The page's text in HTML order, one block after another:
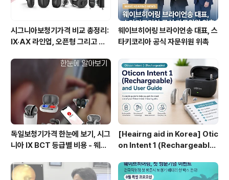
시그니아보청기가격 비교 총정리:
IX·AX 라인업, 오픈형 그리고 귓
브히어링 부산직영점
웨이브히어링 브라이언송 대표, 스
타키코리아 공식 자문위원 위촉
독일보청기가격 한눈에 보기, 시그
니아 IX BCT 등급별 비용 - 웨이
청역보청기}
[Heairng aid in Korea] Otic
on Intent 1 (Rechargeable)
ng & Daily Care | WaveHea